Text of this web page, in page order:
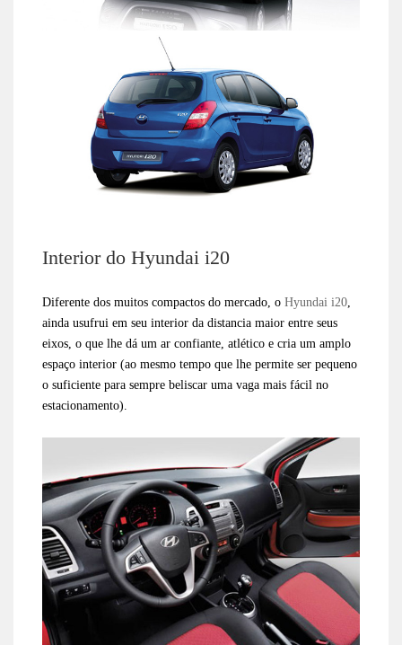
Interior do Hyundai i20
Diferente dos muitos compactos do mercado, oHyundai i20,
ainda usufrui em seu interior da distancia maior entre seus
eixos, o que lhe dá um ar confiante, atlético e cria um amplo
espaço interior (ao mesmo tempo que lhe permite ser pequeno
o suficiente para sempre beliscar uma vaga mais fácil no
estacionamento).